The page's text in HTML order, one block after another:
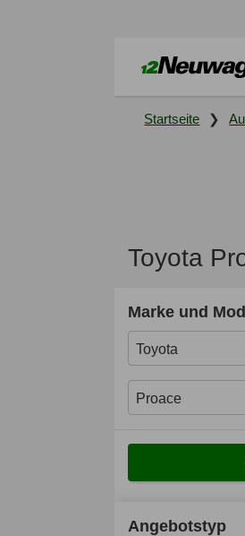
Startseite
Toyota
Marke und
Angebotstyp